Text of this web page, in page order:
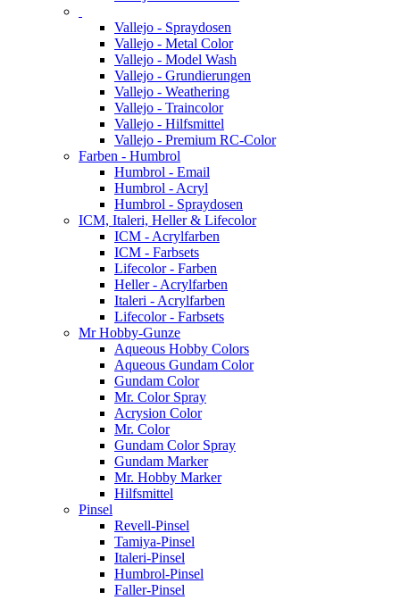
Vallejo - Spraydosen
Vallejo - Metal Color
Vallejo - Model Wash
Vallejo - Grundierungen
Vallejo - Weathering
Vallejo - Traincolor
Vallejo - Hilfsmittel
Vallejo - Premium RC-Color
Farben - Humbrol
Humbrol - Email
Humbrol - Acryl
Humbrol - Spraydosen
ICM, Italeri, Heller & Lifecolor
ICM - Acrylfarben
ICM - Farbsets
Lifecolor - Farben
Heller - Acrylfarben
Italeri - Acrylfarben
Lifecolor - Farbsets
Mr Hobby-Gunze
Aqueous Hobby Colors
Aqueous Gundam Color
Gundam Color
Mr. Color Spray
Acrysion Color
Mr. Color
Gundam Color Spray
Gundam Marker
Mr. Hobby Marker
Hilfsmittel
Pinsel
Revell-Pinsel
Tamiya-Pinsel
Italeri-Pinsel
Humbrol-Pinsel
Faller-Pinsel